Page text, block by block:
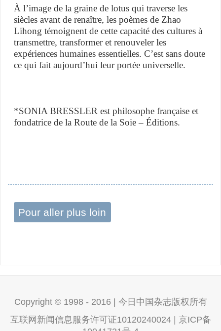
À l’image de la graine de lotus qui traverse les
siècles avant de renaître, les poèmes de Zhao
Lihong témoignent de cette capacité des cultures à
transmettre, transformer et renouveler les
expériences humaines essentielles. C’est sans doute
ce qui fait aujourd’hui leur portée universelle.
*SONIA BRESSLER est philosophe française et
fondatrice de la Route de la Soie – Éditions.
Pour aller plus loin
Copyright © 1998 - 2016 | 今日中国杂志版权所有
互联网新闻信息服务许可证10120240024 | 京ICP备